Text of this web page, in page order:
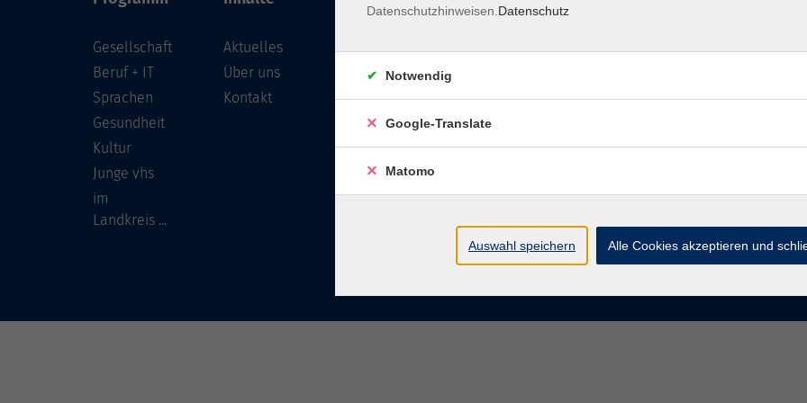
Gesellschaft
Beruf + IT
Sprachen
Gesundheit
Kultur
Junge vhs
im
Landkreis ...
Aktuelles
Über uns
Kontakt
96450 Coburg
info@vhs-coburg.de
Tel: 09561 8825-0
Datenschutzhinweisen. Datenschutz
Notwendig
Google-Translate
Matomo
Auswahl speichern Alle Cookies akzeptieren und